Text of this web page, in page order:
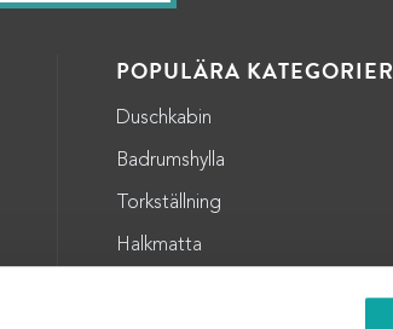
POPULÄRA KATEGORIER
Duschkabin
Badrumshylla
Torkställning
Halkmatta